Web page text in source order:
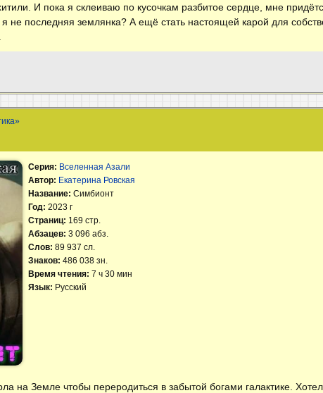
И пока я склеиваю по кусочкам разбитое сердце, мне
не последняя землянка? А ещё стать настоящей карой для
Серия: Вселенная Азали
Автор: Екатерина Ровская
Название:Симбионт
Год:2023 г
Страниц: 169 стр.
Абзацев:3 096 абз.
Слов:89 937 сл.
Знаков:486 038 зн.
Время чтения:7 ч 30 мин
Язык: Русский
на Земле чтобы переродиться в забытой богами галактике.